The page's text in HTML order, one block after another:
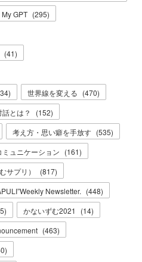
GPT (295)
(41)
) 世界線を変える (470)
話とは？ (152)
考え方・思い癖を手放す (535)
ミュニケーション (161)
サプリ）
(817)
Newsletter. (448)
) かないずむ2021 (14)
(463)
)